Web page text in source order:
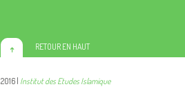
2016 | Institut des Etudes Islamique
RETOUR EN HAUT